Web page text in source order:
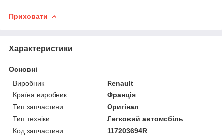
Приховати
Характеристики
Основні
Виробник
Renault
Країна виробник
Франція
Тип запчастини
Оригінал
Тип техніки
Легковий автомобіль
Код запчастини
117203694R